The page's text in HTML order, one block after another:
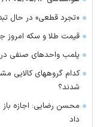
«تجرد قطعی» در حال
قیمت طلا و سکه امروز جمعه ۱۶
پلمب واحدهای صنفی در مشهد
کدام گروههای کالایی
شدند؟
محسن رضایی: اجازه
داد